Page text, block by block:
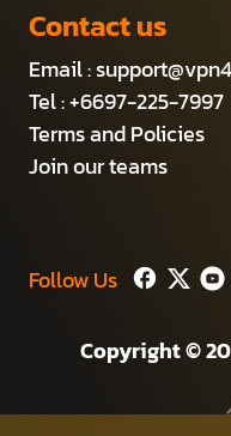
Contact us
Email :
Tel : +6697-225-7997
Terms and Policies
Join our teams
Copyright ©
Follow Us